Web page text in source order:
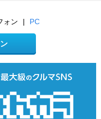
ォン | PC